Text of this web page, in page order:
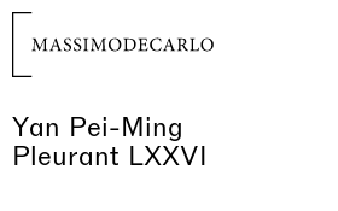
Yan Pei-Ming
Pleurant LXXVI